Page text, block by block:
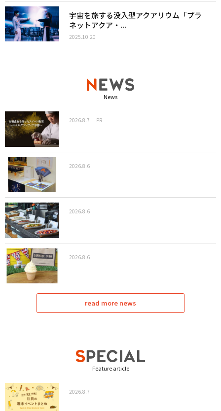
宇宙を旅する没入型アクアリウム「プラ
ネットアクア・...
2025.10.20
News
2026.8.7 PR
2026.8.6
2026.8.6
2026.8.6
read more news
Feature article
2026.8.7